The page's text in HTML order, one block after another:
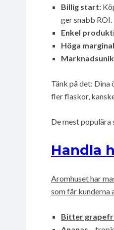
Billig start:
ger snabb ROI.
Enkel
Höga
Tänk på det:
fler flaskor,
De mest
Handla
Aromhuset har
som får kunderna
Bitter